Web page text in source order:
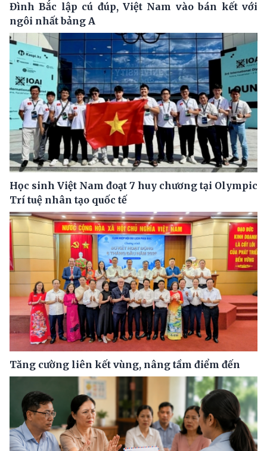
Đình Bắc lập cú đúp, Việt Nam vào bán kết với
ngôi nhất bảng A
Học sinh Việt Nam đoạt 7 huy chương tại Olympic
Trí tuệ nhân tạo quốc tế
Tăng cường liên kết vùng, nâng tầm điểm đến